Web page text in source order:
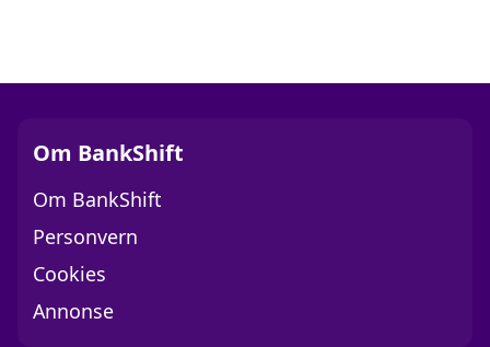
Om BankShift
Om BankShift
Personvern
Cookies
Annonse